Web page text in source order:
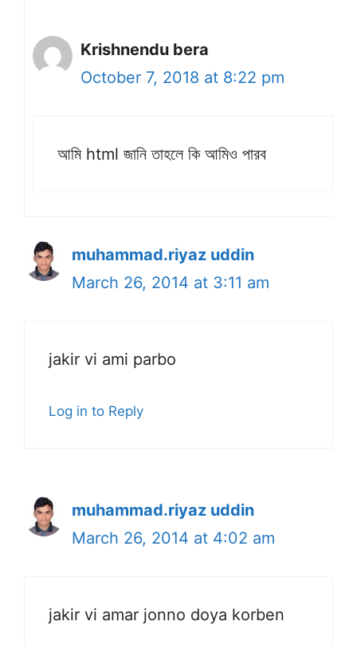
Krishnendu bera
October 7, 2018 at 8:22 pm
আমি html জানি তাহলে কি আমিও পারব
muhammad.riyaz uddin
March 26, 2014 at 3:11 am
jakir vi ami parbo
Log in to Reply
muhammad.riyaz uddin
March 26, 2014 at 4:02 am
jakir vi amar jonno doya korben